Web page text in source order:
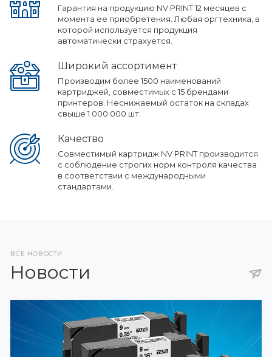
Гарантия на продукцию NV PRINT 12 месяцев с
момента ее приобретения. Любая оргтехника, в
которой используется продукция
автоматически страхуется.
Широкий ассортимент
Производим более 1500 наименований
картриджей, совместимых с 15 брендами
принтеров. Неснижаемый остаток на складах
свыше 1 000 000 шт.
Качество
Совместимый картридж NV PRINT производится
с соблюдение строгих норм контроля качества
в соответствии с международными
стандартами.
ВСЕ НОВОСТИ
Новости